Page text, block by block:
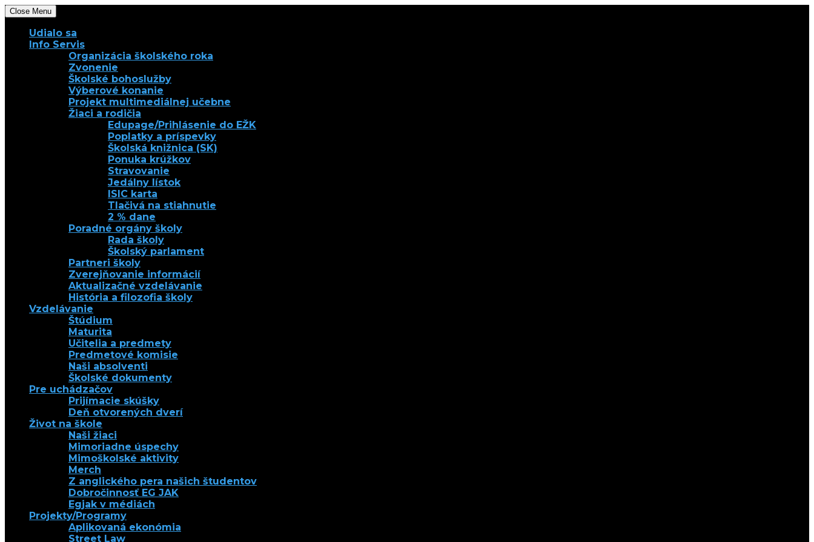
Close Menu
Udialo sa
Info Servis
Organizácia školského roka
Zvonenie
Školské bohoslužby
Výberové konanie
Projekt multimediálnej učebne
Žiaci a rodičia
Edupage/Prihlásenie do EŽK
Poplatky a príspevky
Školská knižnica (SK)
Ponuka krúžkov
Stravovanie
Jedálny lístok
ISIC karta
Tlačivá na stiahnutie
2 % dane
Poradné orgány školy
Rada školy
Školský parlament
Partneri školy
Zverejňovanie informácií
Aktualizačné vzdelávanie
História a filozofia školy
Vzdelávanie
Štúdium
Maturita
Učitelia a predmety
Predmetové komisie
Naši absolventi
Školské dokumenty
Pre uchádzačov
Prijímacie skúšky
Deň otvorených dverí
Život na škole
Naši žiaci
Mimoriadne úspechy
Mimoškolské aktivity
Merch
Z anglického pera našich študentov
Dobročinnosť EG JAK
Egjak v médiách
Projekty/Programy
Aplikovaná ekonómia
Street Law